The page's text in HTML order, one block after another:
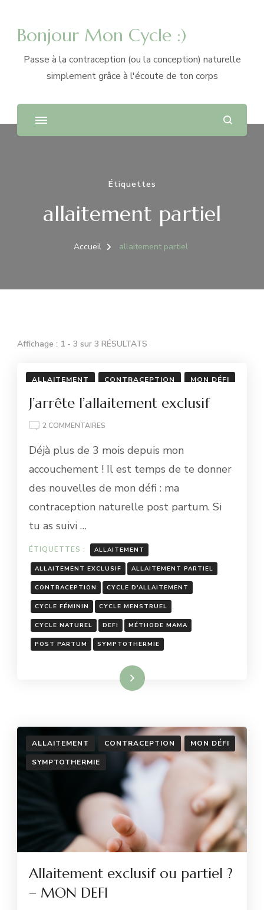
Bonjour Mon Cycle :)
Passe à la contraception (ou la conception) naturelle
simplement grâce à l'écoute de ton corps
Étiquettes
allaitement partiel
Accueil allaitement partiel
Affichage : 1 - 3 sur 3 RÉSULTATS
ALLAITEMENT CONTRACEPTION MON DÉFI
J’arrête l’allaitement exclusif
2 COMMENTAIRES
L’ALLAITEMENT
Déjà plus de 3 mois depuis mon
accouchement ! Il est temps de te donner
des nouvelles de mon défi : ma
contraception naturelle post partum. Si
tu as suivi …
ÉTIQUETTES : ALLAITEMENT
ALLAITEMENT EXCLUSIF ALLAITEMENT PARTIEL
CONTRACEPTION CYCLE D'ALLAITEMENT
CYCLE FÉMININ CYCLE MENSTRUEL
CYCLE NATUREL DEFI MÉTHODE MAMA
POST PARTUM SYMPTOTHERMIE
Lire la suite
ALLAITEMENT CONTRACEPTION
MON DÉFI
SYMPTOTHERMIE
Allaitement exclusif ou partiel ?
– MON DEFI